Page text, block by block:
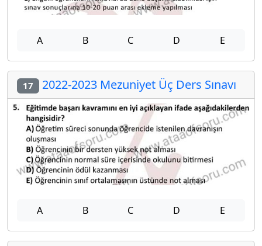
A B C D E
17 2022-2023 Mezuniyet Üç Ders Sınavı
A B C D E